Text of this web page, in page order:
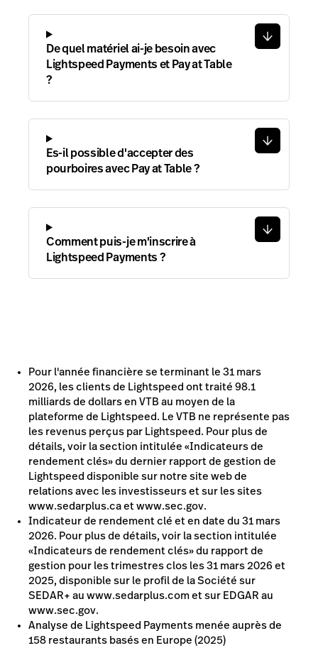
De quel matériel ai-je besoin avec
Lightspeed Payments et Pay at Table
?
Es-il possible d'accepter des
pourboires avec Pay at Table ?
Comment puis-je m'inscrire à
Lightspeed Payments ?
Pour l'année financière se terminant le 31 mars
2026, les clients de Lightspeed ont traité 98.1
milliards de dollars en VTB au moyen de la
plateforme de Lightspeed. Le VTB ne représente pas
les revenus perçus par Lightspeed. Pour plus de
détails, voir la section intitulée «Indicateurs de
rendement clés» du dernier rapport de gestion de
Lightspeed disponible sur notre site web de
relations avec les investisseurs et sur les sites
www.sedarplus.ca et www.sec.gov.
Indicateur de rendement clé et en date du 31 mars
2026. Pour plus de détails, voir la section intitulée
«Indicateurs de rendement clés» du rapport de
gestion pour les trimestres clos les 31 mars 2026 et
2025, disponible sur le profil de la Société sur
SEDAR+ au www.sedarplus.com et sur EDGAR au
www.sec.gov.
Analyse de Lightspeed Payments menée auprès de
158 restaurants basés en Europe (2025)